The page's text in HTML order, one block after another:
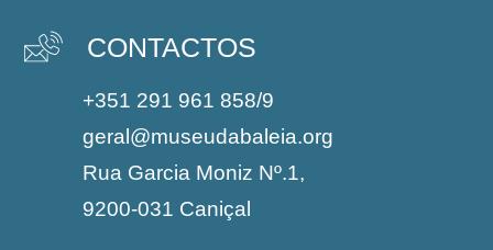
CONTACTOS
+351 291 961 858/9
geral@museudabaleia.org
Rua Garcia Moniz Nº.1,
9200-031 Caniçal